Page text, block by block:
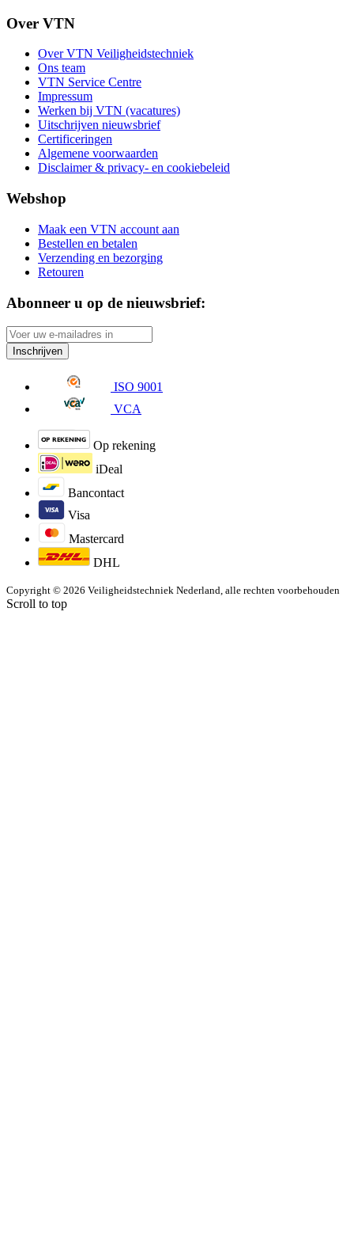
Over VTN
Over VTN Veiligheidstechniek
Ons team
VTN Service Centre
Impressum
Werken bij VTN (vacatures)
Uitschrijven nieuwsbrief
Certificeringen
Algemene voorwaarden
Disclaimer & privacy- en cookiebeleid
Webshop
Maak een VTN account aan
Bestellen en betalen
Verzending en bezorging
Retouren
Abonneer u op de nieuwsbrief:
Inschrijven
ISO 9001
VCA
Op rekening
iDeal
Bancontact
Visa
Mastercard
DHL
Copyright © 2026 Veiligheidstechniek Nederland, alle rechten voorbehouden
Scroll to top